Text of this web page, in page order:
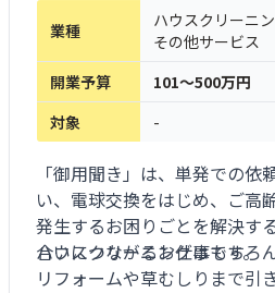
業種
ハウスクリーニ
その他サービス
開業予算
101～500万円
対象
-
「御用聞き」は、単発での依
い、電球交換をはじめ、ご高
発生するお困りごとを解決す
合いにつながるお仕事です。
ハウスクリーニングはもちろ
リフォームや草むしりまで引